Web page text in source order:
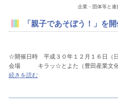
企業・団体等と
「親子であそぼう！」を開
☆開催日時 平成３０年１２月１６日（
会場 キラッ☆とよた（豊田産業文化
続きを読む